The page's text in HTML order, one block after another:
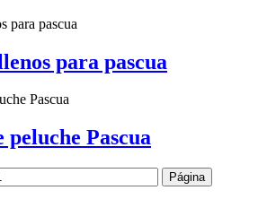
para pascua
peluche Pascua